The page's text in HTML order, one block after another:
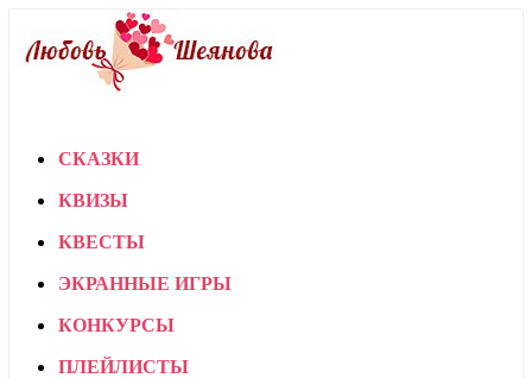
СКАЗКИ
КВИЗЫ
КВЕСТЫ
ЭКРАННЫЕ ИГРЫ
КОНКУРСЫ
ПЛЕЙЛИСТЫ